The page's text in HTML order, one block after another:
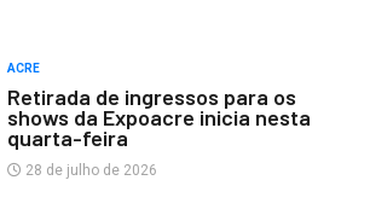
ACRE
Retirada de ingressos para os
shows da Expoacre inicia nesta
quarta-feira
28 de julho de 2026